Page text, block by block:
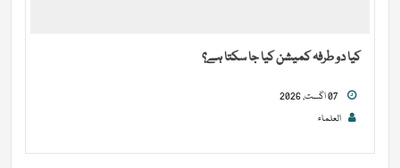
کیا دو طرفہ کمیشن کیا جا سکتا ہے؟
العلماء